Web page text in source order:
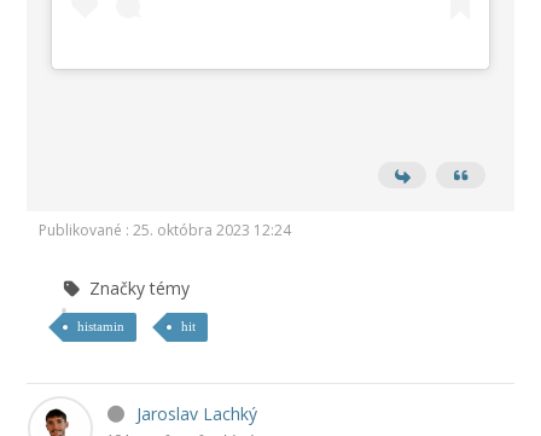
Publikované : 25. októbra 2023 12:24
Značky témy
histamin hit
Jaroslav Lachký